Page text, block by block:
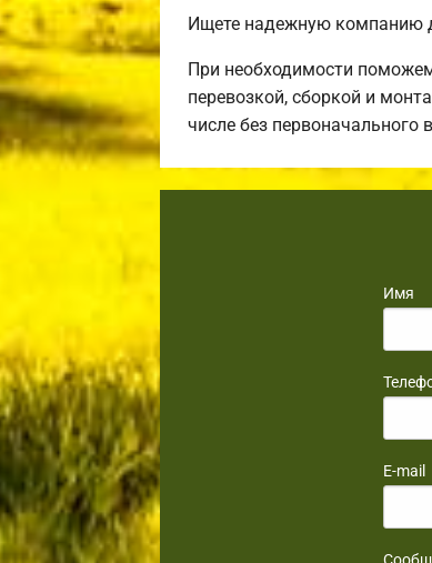
Ищете надежную компанию
При необходимости
перевозкой, сборкой и
числе без
Имя
E-mail